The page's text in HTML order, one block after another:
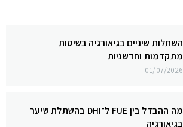
השתלות שיניים בגיאורגיה בשיטות
מתקדמות וחדשניות
01/07/2026
מה ההבדל בין FUE ל־DHI בהשתלת שיער
בגיאורגיה